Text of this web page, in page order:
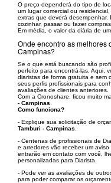
O preço dependerá do tipo de
um lugar comercial ou
extras que deverá desempenhar.
cozinhar, passar ou fazer compras.
Em média, o valor da diária de
Onde encontro as melhores
Campinas?
Se o que está buscando são
perfeito para encontrá-las. Aqui,
diaristas de forma gratuita e sem
seus perfis profissionais para
avaliações de clientes anteriores.
Com a Cronoshare, ficou muito
- Campinas
Como funciona?
- Explique sua solicitação de
Tamburi - Campinas
- Centenas de profissionais de
e arredores vão receber um
entrarão em contato com você,
personalizadas para Diarista.
- Pode ver as avaliações de
para poder comparar os